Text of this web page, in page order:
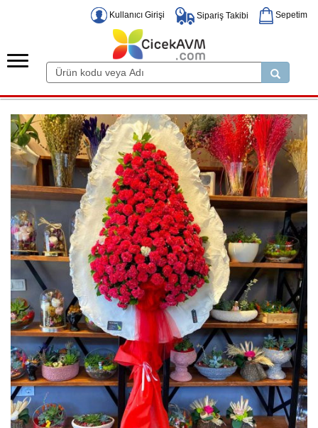
Kullanıcı Girişi Sipariş Takibi Sepetim